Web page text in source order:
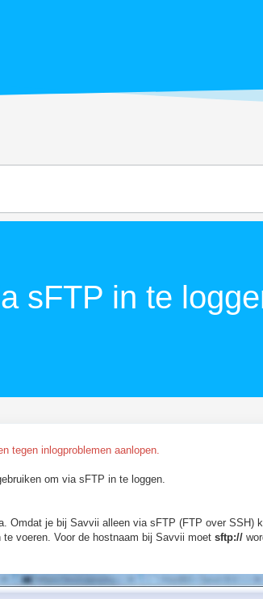
sFTP in te
tegen inlogproblemen aanlopen.
om via sFTP in te loggen.
Omdat je bij Savvii alleen via sFTP (FTP over SSH)
voeren. Voor de hostnaam bij Savvii moet sftp://